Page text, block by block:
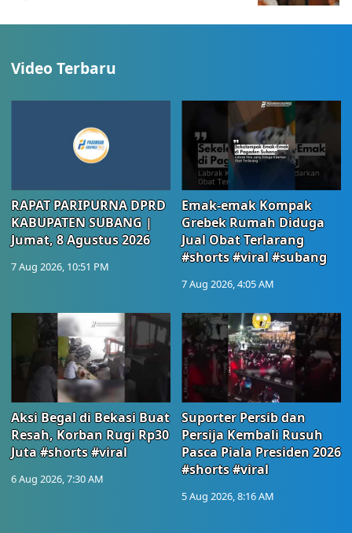
Video Terbaru
RAPAT PARIPURNA DPRD
KABUPATEN SUBANG |
Jumat, 8 Agustus 2026
7 Aug 2026, 10:51 PM
Emak-emak Kompak
Grebek Rumah Diduga
Jual Obat Terlarang
#shorts #viral #subang
7 Aug 2026, 4:05 AM
Aksi Begal di Bekasi Buat
Resah, Korban Rugi Rp30
Juta #shorts #viral
6 Aug 2026, 7:30 AM
Suporter Persib dan
Persija Kembali Rusuh
Pasca Piala Presiden 2026
#shorts #viral
5 Aug 2026, 8:16 AM